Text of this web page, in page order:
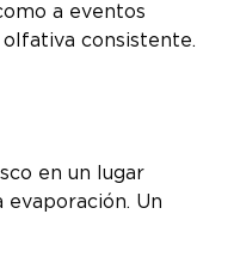
a eventos
consistente.
en un lugar
Un